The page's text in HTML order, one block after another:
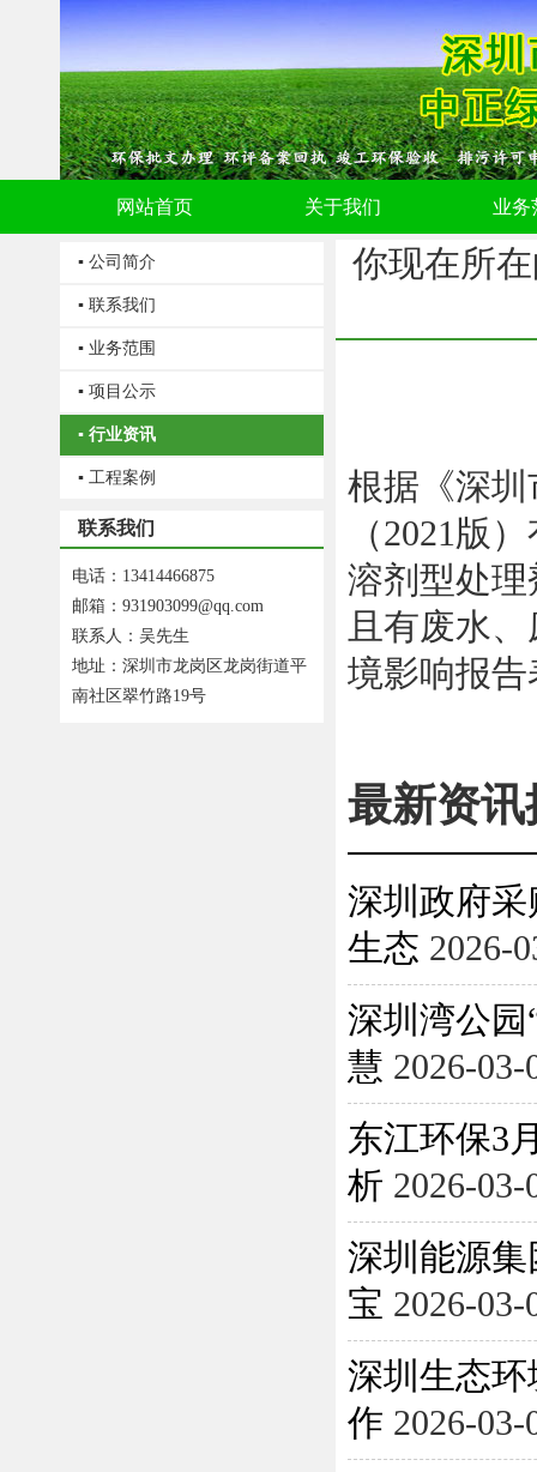
网站首页 关于我们 业务
▪ 公司简介
▪ 联系我们
▪ 业务范围
▪ 项目公示
▪ 行业资讯
▪ 工程案例
联系我们
电话：13414466875
邮箱：931903099@qq.com
联系人：吴先生
地址：深圳市龙岗区龙岗街道平
南社区翠竹路19号
你现在所
根据《深
（2021版
溶剂型处
且有废水
境影响报
最新资讯
深圳政府
生态 2026-
深圳湾公
慧 2026-03-
东江环保3
析 2026-03-
深圳能源
宝 2026-03-
深圳生态
作 2026-03-